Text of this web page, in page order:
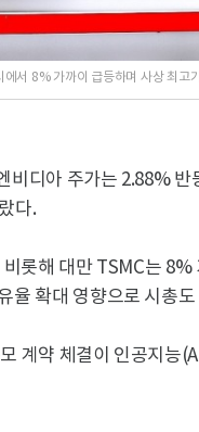
서 8% 가까이 급등하며 사상 최고
비디아 주가는 2.88%
다.
롯해 대만 TSMC는
율 확대 영향으로 시총
계약 체결이 인공지능